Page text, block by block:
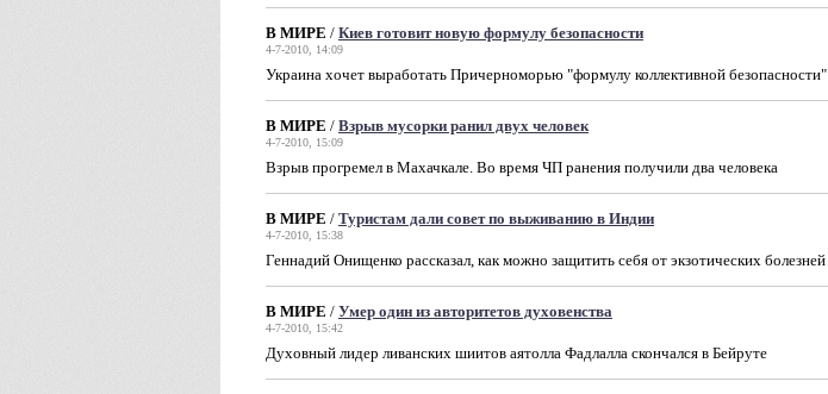
В МИРЕ / Киев готовит новую формулу безопасности
4-7-2010, 14:09
Украина хочет выработать Причерноморью "формулу коллективной безопасности"
В МИРЕ / Взрыв мусорки ранил двух человек
4-7-2010, 15:09
Взрыв прогремел в Махачкале. Во время ЧП ранения получили два человека
В МИРЕ / Туристам дали совет по выживанию в Индии
4-7-2010, 15:38
Геннадий Онищенко рассказал, как можно защитить себя от экзотических болезней
В МИРЕ / Умер один из авторитетов духовенства
4-7-2010, 15:42
Духовный лидер ливанских шиитов аятолла Фадлалла скончался в Бейруте